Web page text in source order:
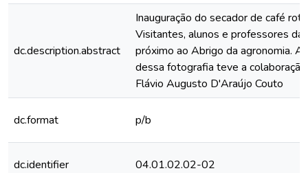
dc.description.abstract
Inauguração do secador de café
Visitantes, alunos e professores da
próximo ao Abrigo da agronomia. A
dessa fotografia teve a
Flávio Augusto D'Araújo Couto
dc.format p/b
dc.identifier 04.01.02.02-02